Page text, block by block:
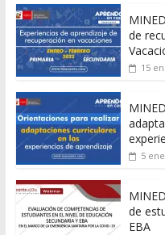
de
15
5
de
EBA